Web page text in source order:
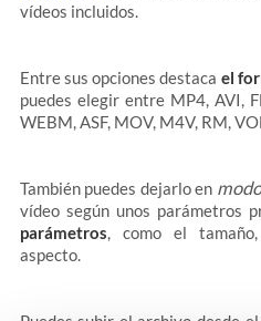
vídeos incluidos.
Entre sus opciones destaca el
puedes elegir entre MP4, AVI,
WEBM, ASF, MOV, M4V, RM,
También puedes dejarlo en
vídeo según unos parámetros
parámetros, como el
aspecto.